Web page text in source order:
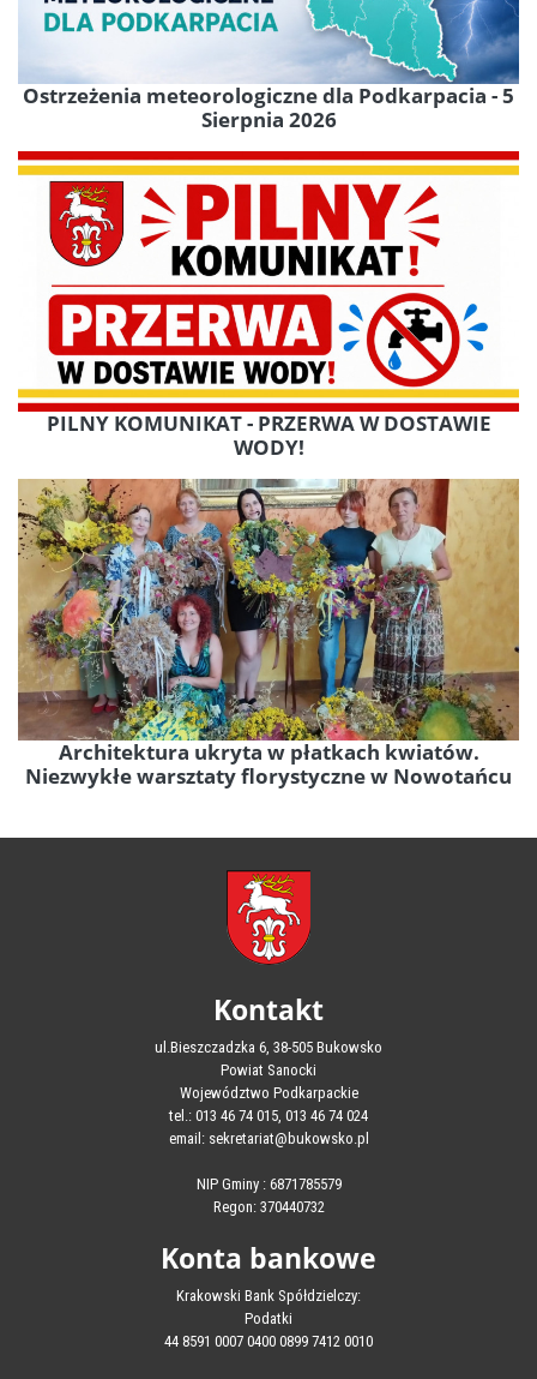
Ostrzeżenia meteorologiczne dla Podkarpacia - 5
Sierpnia 2026
PILNY KOMUNIKAT - PRZERWA W DOSTAWIE
WODY!
Architektura ukryta w płatkach kwiatów.
Niezwykłe warsztaty florystyczne w Nowotańcu
Kontakt
ul.Bieszczadzka 6, 38-505 Bukowsko
Powiat Sanocki
Województwo Podkarpackie
tel.: 013 46 74 015, 013 46 74 024
email: sekretariat@bukowsko.pl
NIP Gminy : 6871785579
Regon: 370440732
Konta bankowe
Krakowski Bank Spółdzielczy:
Podatki
44 8591 0007 0400 0899 7412 0010